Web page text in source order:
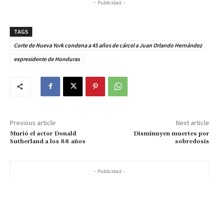
- Publicidad -
TAGS
Corte de Nueva York condena a 45 años de cárcel a Juan Orlando Hernández
expresidente de Honduras
Previous article
Murió el actor Donald
Sutherland a los 88 años
Next article
Disminuyen muertes por
sobredosis
- Publicidad -